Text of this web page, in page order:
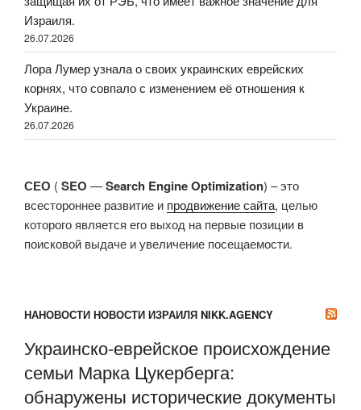
Израиля.
26.07.2026
Лора Лумер узнала о своих украинских еврейских
корнях, что совпало с изменением её отношения к
Украине.
26.07.2026
СЕО (SEO —Search Engine Optimization) – это
всестороннее развитие и продвижение сайта, целью
которого является его выход на первые позиции в
поисковой выдаче и увеличение посещаемости.
НАНОВОСТИ НОВОСТИ ИЗРАИЛЯ NIKK.AGENCY
Украинско-еврейское происхождение
семьи Марка Цукерберга:
обнаружены исторические документы